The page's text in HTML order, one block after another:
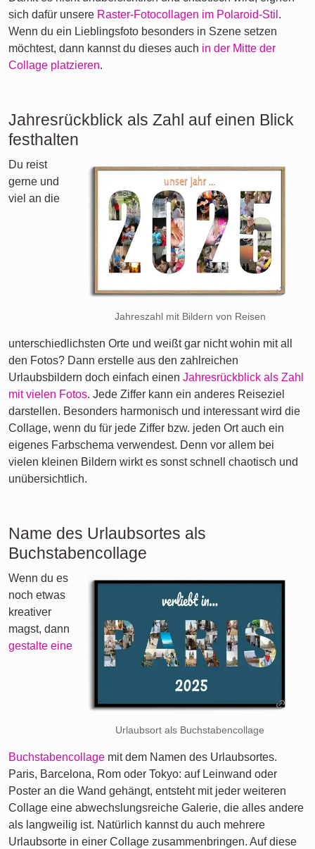
sich dafür unsere Raster-Fotocollagen im Polaroid-Stil .
Wenn du ein Lieblingsfoto besonders in Szene setzen
möchtest, dann kannst du dieses auch in der Mitte der
Collage platzieren.
Jahresrückblick als Zahl auf einen Blick
festhalten
Jahreszahl mit Bildern von Reisen
Du reist
gerne und
viel an die
unterschiedlichsten Orte und weißt gar nicht wohin mit all
den Fotos? Dann erstelle aus den zahlreichen
Urlaubsbildern doch einfach einen Jahresrückblick als Zahl
mit vielen Fotos. Jede Ziffer kann ein anderes Reiseziel
darstellen. Besonders harmonisch und interessant wird die
Collage, wenn du für jede Ziffer bzw. jeden Ort auch ein
eigenes Farbschema verwendest. Denn vor allem bei
vielen kleinen Bildern wirkt es sonst schnell chaotisch und
unübersichtlich.
Name des Urlaubsortes als
Buchstabencollage
Urlaubsort als Buchstabencollage
Wenn du es
noch etwas
kreativer
magst, dann
gestalte eine
Buchstabencollage mit dem Namen des Urlaubsortes.
Paris, Barcelona, Rom oder Tokyo: auf Leinwand oder
Poster an die Wand gehängt, entsteht mit jeder weiteren
Collage eine abwechslungsreiche Galerie, die alles andere
als langweilig ist. Natürlich kannst du auch mehrere
Urlaubsorte in einer Collage zusammenbringen. Auf diese